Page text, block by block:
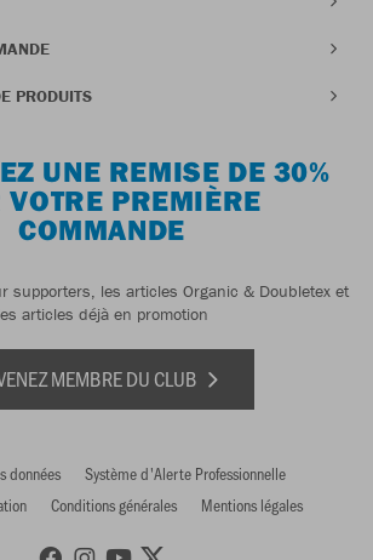
PRODUITS
UNE REMISE DE 30%
VOTRE PREMIÈRE
COMMANDE
supporters, les articles Organic & Doubletex et
articles déjà en promotion
MEMBRE DU CLUB
données
Système d'Alerte Professionnelle
Conditions générales Mentions légales